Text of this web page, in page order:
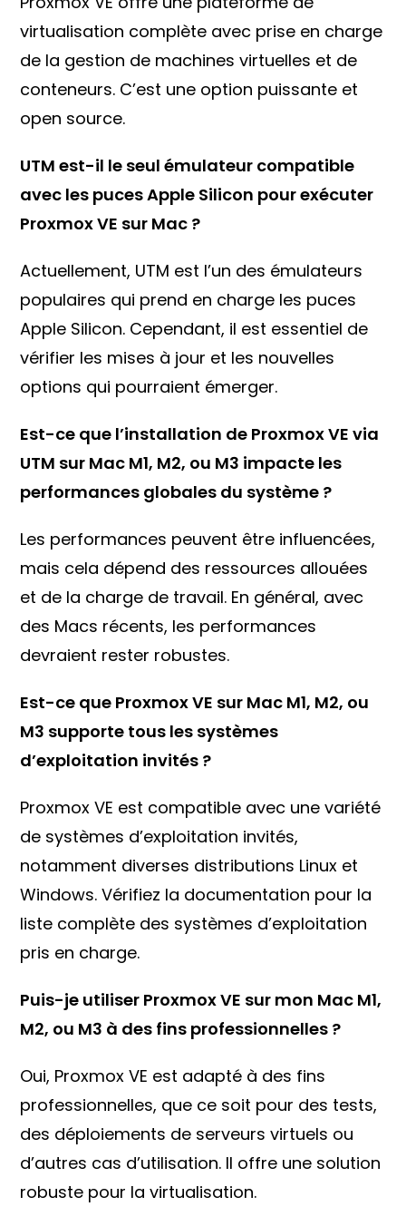
virtualisation complète avec prise en charge
de la gestion de machines virtuelles et de
conteneurs. C’est une option puissante et
open source.
UTM est-il le seul émulateur compatible
avec les puces Apple Silicon pour exécuter
Proxmox VE sur Mac ?
Actuellement, UTM est l’un des émulateurs
populaires qui prend en charge les puces
Apple Silicon. Cependant, il est essentiel de
vérifier les mises à jour et les nouvelles
options qui pourraient émerger.
Est-ce que l’installation de Proxmox VE via
UTM sur Mac M1, M2, ou M3 impacte les
performances globales du système ?
Les performances peuvent être influencées,
mais cela dépend des ressources allouées
et de la charge de travail. En général, avec
des Macs récents, les performances
devraient rester robustes.
Est-ce que Proxmox VE sur Mac M1, M2, ou
M3 supporte tous les systèmes
d’exploitation invités ?
Proxmox VE est compatible avec une variété
de systèmes d’exploitation invités,
notamment diverses distributions Linux et
Windows. Vérifiez la documentation pour la
liste complète des systèmes d’exploitation
pris en charge.
Puis-je utiliser Proxmox VE sur mon Mac M1,
M2, ou M3 à des fins professionnelles ?
Oui, Proxmox VE est adapté à des fins
professionnelles, que ce soit pour des tests,
des déploiements de serveurs virtuels ou
d’autres cas d’utilisation. Il offre une solution
robuste pour la virtualisation.